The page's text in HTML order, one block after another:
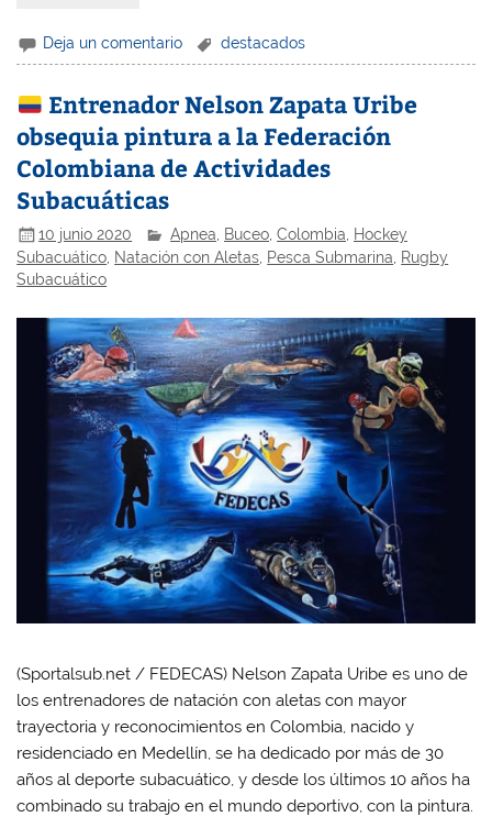
Deja un comentario destacados
Entrenador Nelson Zapata Uribe
obsequia pintura a la Federación
Colombiana de Actividades
Subacuáticas
10 junio 2020 Apnea Buceo ,Colombia
Hockey
Subacuático, Natación con Aletas, Pesca Submarina, Rugby
Subacuático
(Sportalsub.net / FEDECAS) Nelson Zapata Uribe es uno de
los entrenadores de natación con aletas con mayor
trayectoria y reconocimientos en Colombia, nacido y
residenciado en Medellín, se ha dedicado por más de 30
años al deporte subacuático, y desde los últimos 10 años ha
combinado su trabajo en el mundo deportivo, con la pintura.